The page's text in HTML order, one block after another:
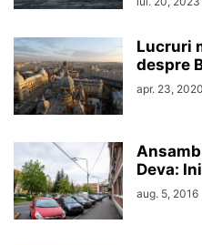
Lucruri
despre
apr. 23, 2020
Deva:
aug. 5, 2016